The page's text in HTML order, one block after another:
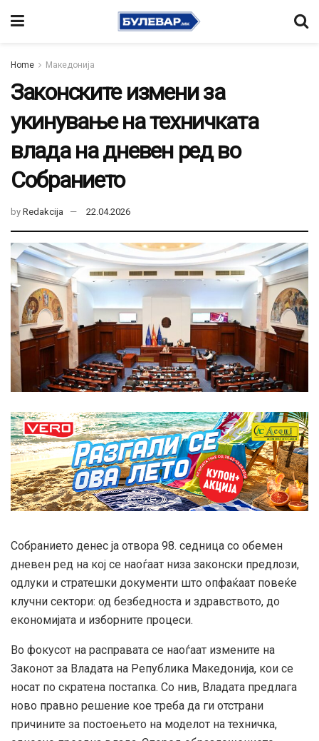
Home Македонија
Законските измени за
укинување на техничката
влада на дневен ред во
Собранието
by Redakcija 22.04.2026
Собранието денес ја отвора 98. седница со обемен
дневен ред на кој се наоѓаат низа законски предлози,
одлуки и стратешки документи што опфаќаат повеќе
клучни сектори: од безбедноста и здравството, до
економијата и изборните процеси.
Во фокусот на расправата се наоѓаат измените на
Законот за Владата на Република Македонија, кои се
носат по скратена постапка. Со нив, Владата предлага
ново правно решение кое треба да ги отстрани
причините за постоењето на моделот на техничка,